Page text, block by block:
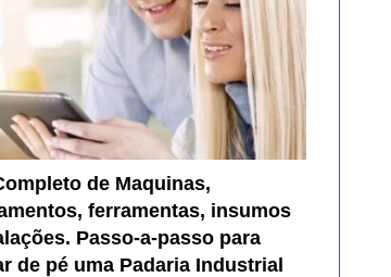
de Maquinas,
ferramentas, insumos
Passo-a-passo para
de pé uma Padaria Industrial